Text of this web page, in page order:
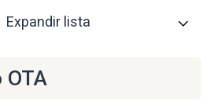
Expandir lista